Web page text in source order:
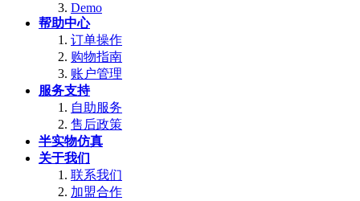
Demo
帮助中心
订单操作
购物指南
账户管理
服务支持
自助服务
售后政策
半实物仿真
关于我们
联系我们
加盟合作